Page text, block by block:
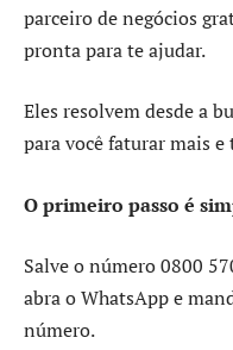
parceiro de negócios
pronta para te ajudar.
Eles resolvem desde a
para você faturar mais
O primeiro passo é
Salve o número 0800
abra o WhatsApp e
número.